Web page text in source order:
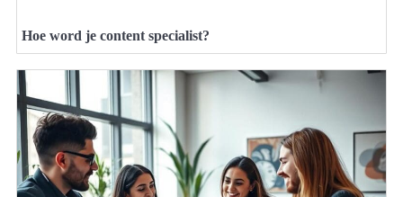
Hoe word je content specialist?